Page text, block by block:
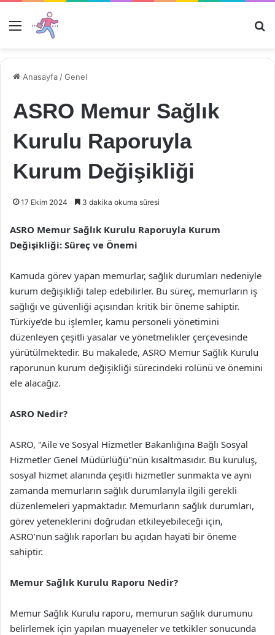
Menü
Anasayfa /Genel
ASRO Memur Sağlık
Kurulu Raporuyla
Kurum Değişikliği
17 Ekim 2024 3 dakika okuma süresi
ASRO Memur Sağlık Kurulu Raporuyla Kurum
Değişikliği: Süreç ve Önemi
Kamuda görev yapan memurlar, sağlık durumları nedeniyle
kurum değişikliği talep edebilirler. Bu süreç, memurların iş
sağlığı ve güvenliği açısından kritik bir öneme sahiptir.
Türkiye’de bu işlemler, kamu personeli yönetimini
düzenleyen çeşitli yasalar ve yönetmelikler çerçevesinde
yürütülmektedir. Bu makalede, ASRO Memur Sağlık Kurulu
raporunun kurum değişikliği sürecindeki rolünü ve önemini
ele alacağız.
ASRO Nedir?
ASRO, "Aile ve Sosyal Hizmetler Bakanlığına Bağlı Sosyal
Hizmetler Genel Müdürlüğü"nün kısaltmasıdır. Bu kuruluş,
sosyal hizmet alanında çeşitli hizmetler sunmakta ve aynı
zamanda memurların sağlık durumlarıyla ilgili gerekli
düzenlemeleri yapmaktadır. Memurların sağlık durumları,
görev yeteneklerini doğrudan etkileyebileceği için,
ASRO’nun sağlık raporları bu açıdan hayati bir öneme
sahiptir.
Memur Sağlık Kurulu Raporu Nedir?
Memur Sağlık Kurulu raporu, memurun sağlık durumunu
belirlemek için yapılan muayeneler ve tetkikler sonucunda